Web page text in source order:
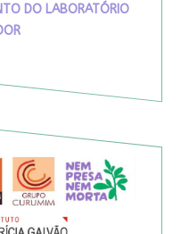
DO LABORATÓRIO